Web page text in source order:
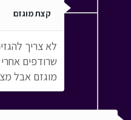
קצת מוגזם
לא צריך
שרודפים
מוגזם אבל